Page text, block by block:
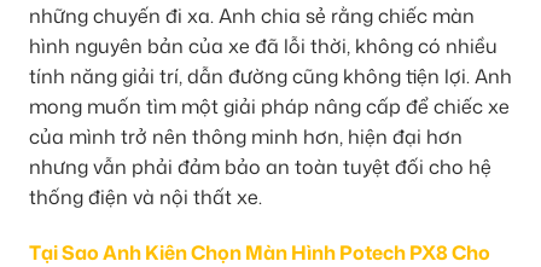
những chuyến đi xa. Anh chia sẻ rằng chiếc màn
hình nguyên bản của xe đã lỗi thời, không có nhiều
tính năng giải trí, dẫn đường cũng không tiện lợi. Anh
mong muốn tìm một giải pháp nâng cấp để chiếc xe
của mình trở nên thông minh hơn, hiện đại hơn
nhưng vẫn phải đảm bảo an toàn tuyệt đối cho hệ
thống điện và nội thất xe.
Tại Sao Anh Kiên Chọn Màn Hình Potech PX8 Cho